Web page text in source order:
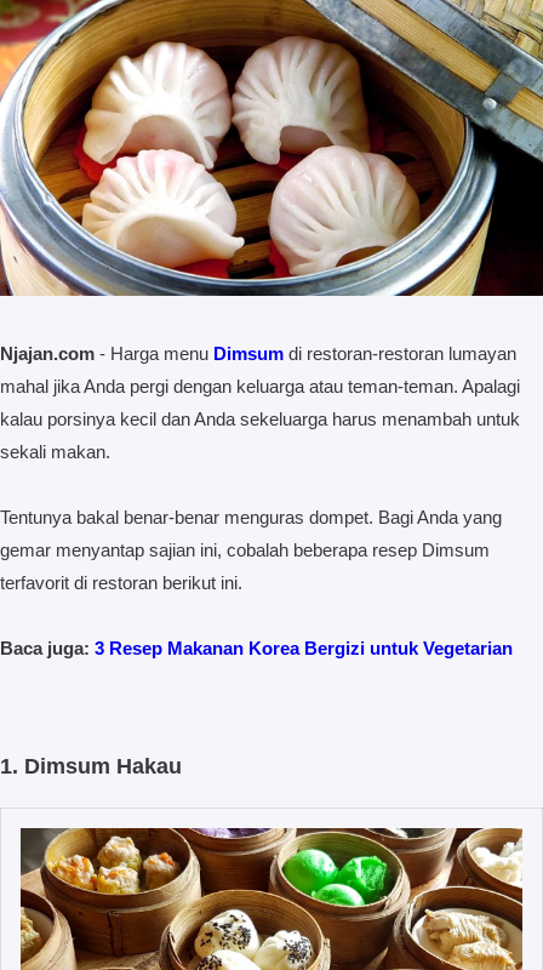
Unik
Wow
Njajan Network
Njajan.com - Harga menu Dimsum di restoran-restoran lumayan
mahal jika Anda pergi dengan keluarga atau teman-teman. Apalagi
kalau porsinya kecil dan Anda sekeluarga harus menambah untuk
sekali makan.
Tentunya bakal benar-benar menguras dompet. Bagi Anda yang
gemar menyantap sajian ini, cobalah beberapa resep Dimsum
terfavorit di restoran berikut ini.
Baca juga: 3 Resep Makanan Korea Bergizi untuk Vegetarian
1. Dimsum Hakau